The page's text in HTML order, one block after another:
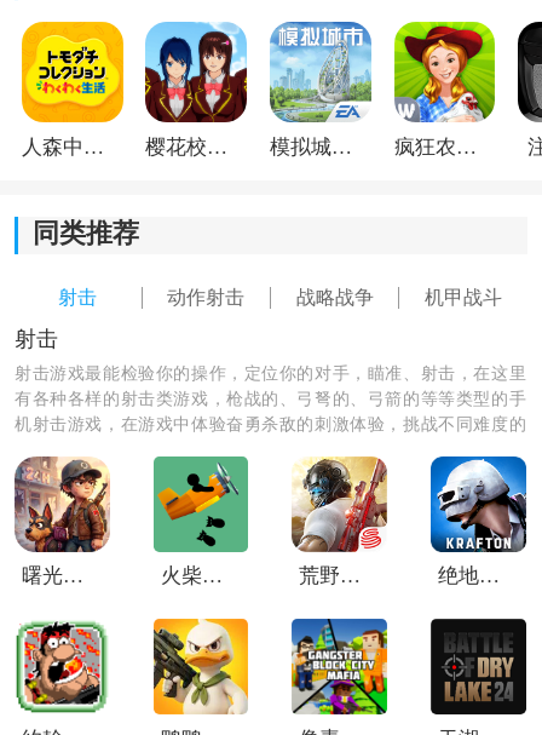
多人对战时整体运行会比较流畅，团战过程中也不会频
繁出现明显卡顿，打起来节奏会舒服很多。
游戏亮点：
1、视角自由切换：
战斗体验差别会很明显，很多玩家会根据战况随时调
整。
2、未来科技画风：
整体场景和机甲设计都偏科幻风格，大型机械和能量武
器看起来很有未来感，视觉效果会比较吸引人。
3、团队协作玩法：
人森中文版 樱花校园模拟器1.048.00中文版 模拟城市我是巿长联机版 疯狂农场3美国派19
同类推荐
射击 动作射击 战略战争 机甲战斗
射击
射击游戏最能检验你的操作，定位你的对手，瞄准、射击，在这里
有各种各样的射击类游戏，枪战的、弓弩的、弓箭的等等类型的手
机射击游戏，在游戏中体验奋勇杀敌的刺激体验，挑战不同难度的
曙光纪元手游 火柴人战机轰炸 荒野行动国际服 绝地求生未来之役测试服